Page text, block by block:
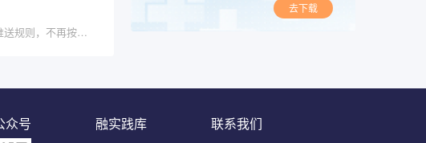
【温馨提示】由于公众号更改了推送规则，不再按照?
去下载
联系我们
融实践库
众号